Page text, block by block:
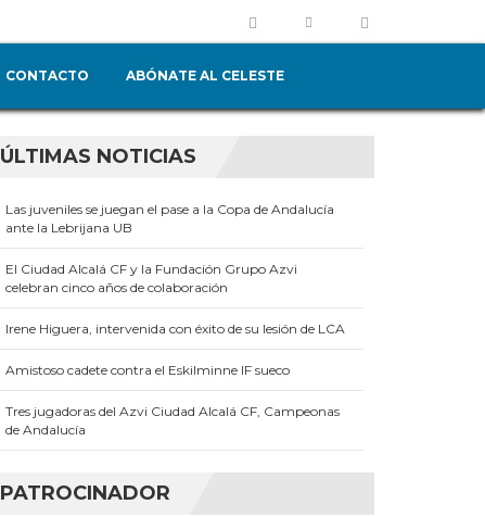
CONTACTO ABÓNATE AL CELESTE
ÚLTIMAS NOTICIAS
Las juveniles se juegan el pase a la Copa de Andalucía
ante la Lebrijana UB
El Ciudad Alcalá CF y la Fundación Grupo Azvi
celebran cinco años de colaboración
Irene Higuera, intervenida con éxito de su lesión de LCA
Amistoso cadete contra el Eskilminne IF sueco
Tres jugadoras del Azvi Ciudad Alcalá CF, Campeonas
de Andalucía
PATROCINADOR